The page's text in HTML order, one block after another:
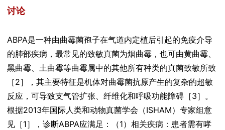
讨论
ABPA是一种由曲霉菌孢子在气道内定植后引起的免疫介导
的肺部疾病，最常见的致敏真菌为烟曲霉，也可由黄曲霉、
黑曲霉、土曲霉等曲霉属中的其他所有种类的真菌致敏所致
［2］，其主要特征是机体对曲霉菌抗原产生的复杂的超敏
反应，可导致支气管扩张、纤维化和呼吸功能障碍［3］。
根据2013年国际人类和动物真菌学会（ISHAM）专家组意
见［1］，诊断ABPA应满足：（1）相关疾病：患者需有哮